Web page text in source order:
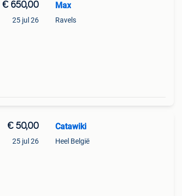
€ 650,00
25 jul 26
Max
Ravels
€ 50,00
25 jul 26
Catawiki
Heel België